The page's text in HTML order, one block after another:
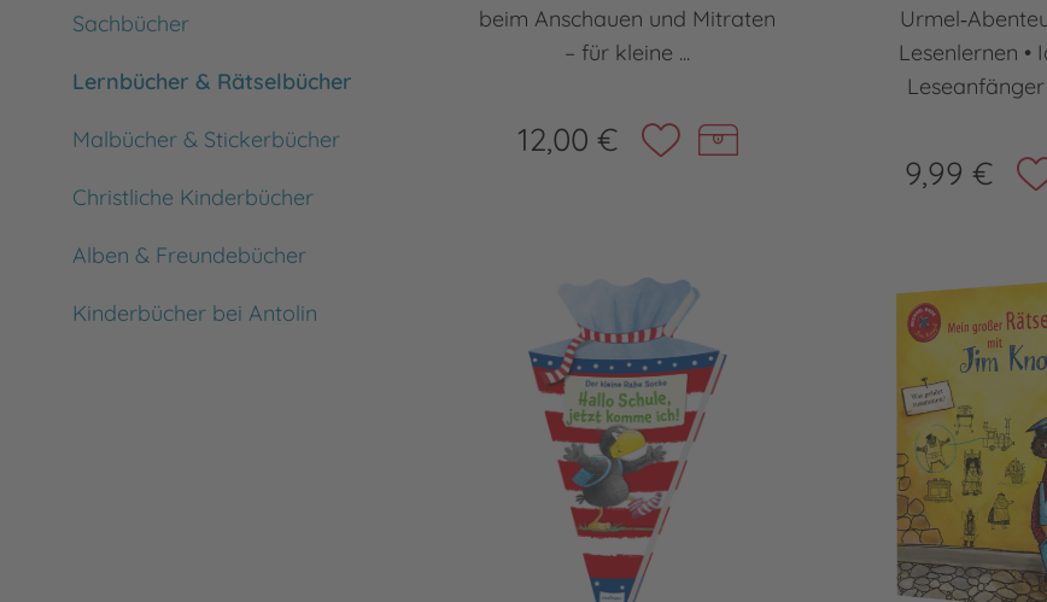
Sachbücher
Lernbücher & Rätselbücher
Malbücher & Stickerbücher
Christliche Kinderbücher
Alben & Freundebücher
Kinderbücher bei Antolin
beim Anschauen und Mitraten
– für kleine ...
12,00 €
Lesenlernen •
Leseanfänger
9,99 €